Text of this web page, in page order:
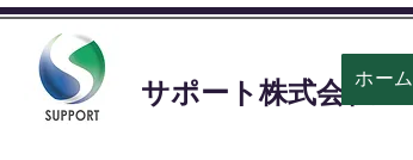
​サポート株式会社ホーム